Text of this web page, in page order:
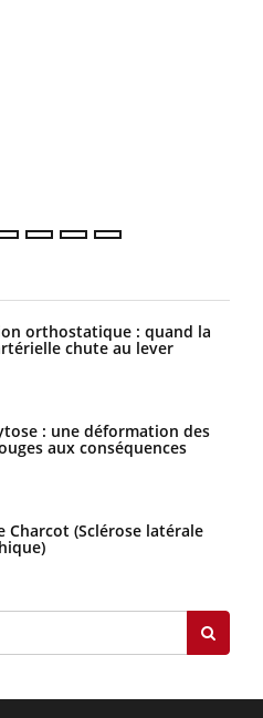
orthostatique : quand la
chute au lever
: une déformation des
aux conséquences
Charcot (Sclérose latérale